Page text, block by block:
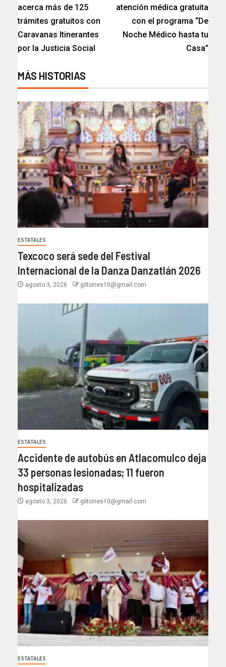
acerca más de 125
trámites gratuitos con
Caravanas Itinerantes
por la Justicia Social
atención médica gratuita
con el programa “De
Noche Médico hasta tu
Casa”
MÁS HISTORIAS
ESTATALES
Texcoco será sede del Festival
Internacional de la Danza Danzatlán 2026
agosto 3, 2026 giltorres10@gmail.com
ESTATALES
Accidente de autobús en Atlacomulco deja
33 personas lesionadas; 11 fueron
hospitalizadas
agosto 3, 2026 giltorres10@gmail.com
ESTATALES